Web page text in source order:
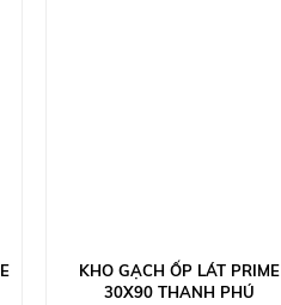
KHO GẠCH ỐP LÁT PRIME
30X90 THANH PHÚ